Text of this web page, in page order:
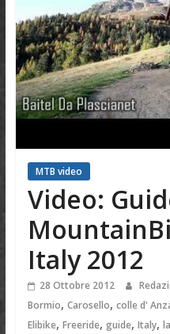
MTB video
Video:
Italy 2012
28 Ottobre 2012
Bormio, Carosello, colle d'
Elibike, Freeride, guide, Italy,